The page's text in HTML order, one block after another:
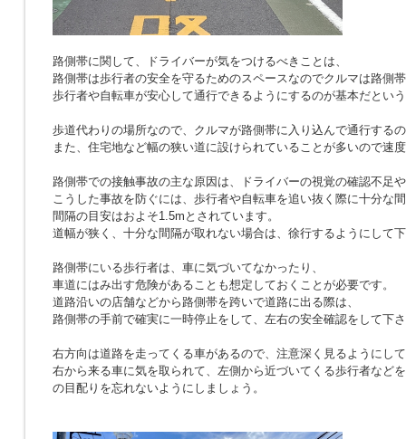
路側帯に関して、ドライバーが気をつけるべきことは、
路側帯は歩行者の安全を守るためのスペースなのでクルマは路側
歩行者や自転車が安心して通行できるようにするのが基本だとい
歩道代わりの場所なので、クルマが路側帯に入り込んで通行する
また、住宅地など幅の狭い道に設けられていることが多いので速
路側帯での接触事故の主な原因は、ドライバーの視覚の確認不足
こうした事故を防ぐには、歩行者や自転車を追い抜く際に十分な
間隔の目安はおよそ1.5mとされています。
道幅が狭く、十分な間隔が取れない場合は、徐行するようにして
路側帯にいる歩行者は、車に気づいてなかったり、
車道にはみ出す危険があることも想定しておくことが必要です。
道路沿いの店舗などから路側帯を跨いで道路に出る際は、
路側帯の手前で確実に一時停止をして、左右の安全確認をして下
右方向は道路を走ってくる車があるので、注意深く見るようにし
右から来る車に気を取られて、左側から近づいてくる歩行者など
の目配りを忘れないようにしましょう。